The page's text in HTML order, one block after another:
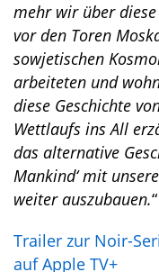
mehr wir über
vor den Toren
sowjetischen
arbeiteten und
diese Geschichte
Wettlaufs ins All
das alternative
Mankind‘ mit
weiter auszubauen.“
Trailer zur Noir-
auf Apple TV+